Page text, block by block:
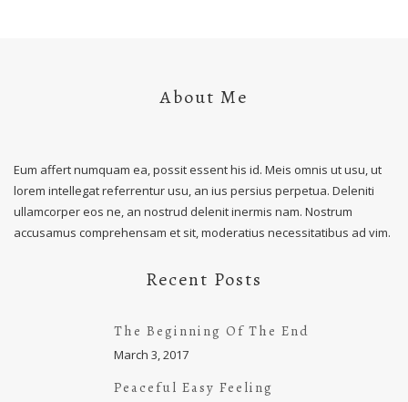
About Me
Eum affert numquam ea, possit essent his id. Meis omnis ut usu, ut
lorem intellegat referrentur usu, an ius persius perpetua. Deleniti
ullamcorper eos ne, an nostrud delenit inermis nam. Nostrum
accusamus comprehensam et sit, moderatius necessitatibus ad vim.
Recent Posts
The Beginning Of The End
March 3, 2017
Peaceful Easy Feeling